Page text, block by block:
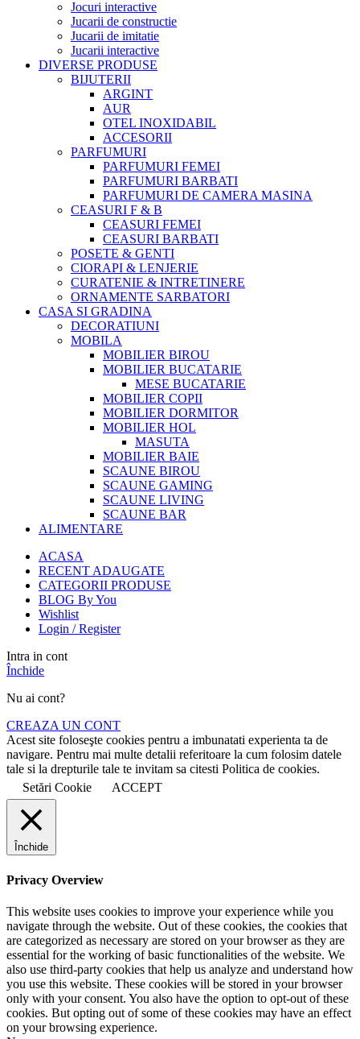
Jocuri interactive
Jucarii de constructie
Jucarii de imitatie
Jucarii interactive
DIVERSE PRODUSE
BIJUTERII
ARGINT
AUR
OTEL INOXIDABIL
ACCESORII
PARFUMURI
PARFUMURI FEMEI
PARFUMURI BARBATI
PARFUMURI DE CAMERA MASINA
CEASURI F & B
CEASURI FEMEI
CEASURI BARBATI
POSETE & GENTI
CIORAPI & LENJERIE
CURATENIE & INTRETINERE
ORNAMENTE SARBATORI
CASA SI GRADINA
DECORATIUNI
MOBILA
MOBILIER BIROU
MOBILIER BUCATARIE
MESE BUCATARIE
MOBILIER COPII
MOBILIER DORMITOR
MOBILIER HOL
MASUTA
MOBILIER BAIE
SCAUNE BIROU
SCAUNE GAMING
SCAUNE LIVING
SCAUNE BAR
ALIMENTARE
ACASA
RECENT ADAUGATE
CATEGORII PRODUSE
BLOG By You
Wishlist
Login / Register
Intra in cont
Închide
Nu ai cont?
CREAZA UN CONT
Acest site foloseşte cookies pentru a imbunatati experienta ta de
navigare. Pentru mai multe detalii referitoare la cum folosim datele
tale si la drepturile tale te invitam sa citesti Politica de cookies.
Setări Cookie
ACCEPT
Închide
Privacy Overview
This website uses cookies to improve your experience while you
navigate through the website. Out of these cookies, the cookies that
are categorized as necessary are stored on your browser as they are
essential for the working of basic functionalities of the website. We
also use third-party cookies that help us analyze and understand how
you use this website. These cookies will be stored in your browser
only with your consent. You also have the option to opt-out of these
cookies. But opting out of some of these cookies may have an effect
on your browsing experience.